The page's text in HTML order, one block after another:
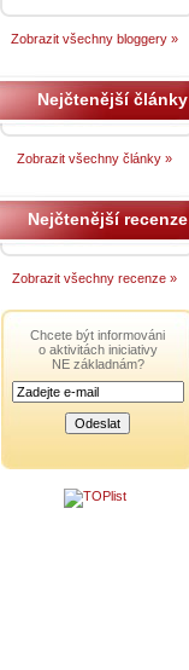
Zobrazit všechny bloggery »
Nejčtenější články
Zobrazit všechny články »
Nejčtenější recenze
Zobrazit všechny recenze »
Chcete být informováni
o aktivitách iniciativy
NE základnám?